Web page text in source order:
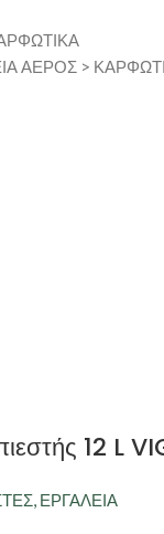
ΑΕΡΟΣ >
12 L
, ΕΡΓΑΛΕΙΑ